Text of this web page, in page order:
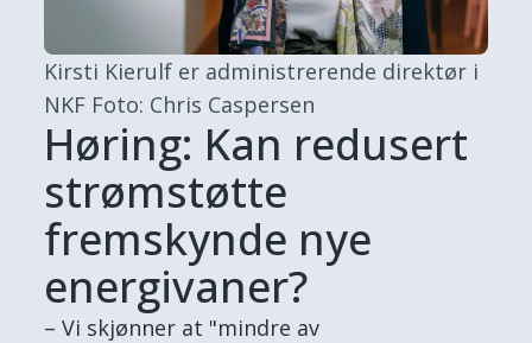
Kirsti Kierulf er administrerende direktør i
NKF Foto: Chris Caspersen
Høring: Kan redusert
strømstøtte
fremskynde nye
energivaner?
– Vi skjønner at "mindre av